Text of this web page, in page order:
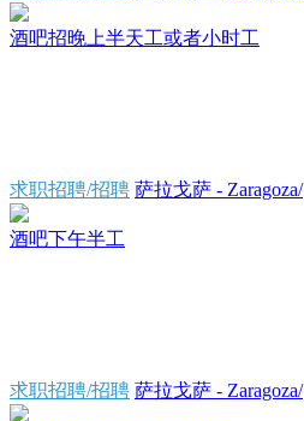
酒吧招晚上半天工或者小时工
求职招聘/招聘 萨拉戈萨 - Zaragoza/
酒吧下午半工
求职招聘/招聘 萨拉戈萨 - Zaragoza/